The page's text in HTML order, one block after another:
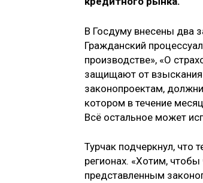
В Госдуму внесены два
Гражданский
производстве», «О
защищают от взыскания
законопроектам,
котором в течение
Всё остальное может
Турчак подчеркнул, что
регионах. «Хотим,
представленным